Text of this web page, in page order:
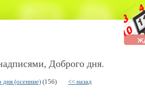
Доброго дня.
дня (осенние) (156) << назад